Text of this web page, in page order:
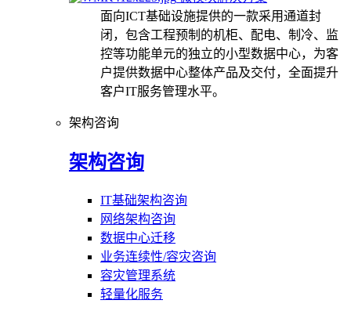
面向ICT基础设施提供的一款采用通道封
闭，包含工程预制的机柜、配电、制冷、监
控等功能单元的独立的小型数据中心，为客
户提供数据中心整体产品及交付，全面提升
客户IT服务管理水平。
架构咨询
架构咨询
IT基础架构咨询
网络架构咨询
数据中心迁移
业务连续性/容灾咨询
容灾管理系统
轻量化服务